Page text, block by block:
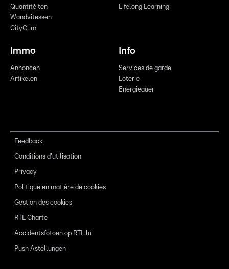
Quantitéiten
Wandvitessen
CityClim
Lifelong Learning
Immo
Annoncen
Artikelen
Info
Services de garde
Loterie
Energieauer
Feedback
Conditions d'utilisation
Privacy
Politique en matière de cookies
Gestion des cookies
RTL Charte
Accidentsfotoen op RTL.lu
Push Astellungen